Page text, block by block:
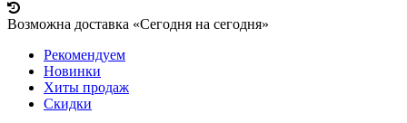
Возможна доставка «Сегодня на сегодня»
Рекомендуем
Новинки
Хиты продаж
Скидки